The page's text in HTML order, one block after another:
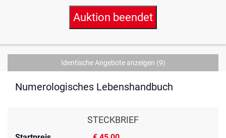
Auktion beendet
Identische Angebote anzeigen (9)
Numerologisches Lebenshandbuch
STECKBRIEF